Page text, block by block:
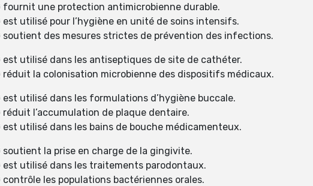
fournit une protection antimicrobienne durable.
utilisé pour l’hygiène en unité de soins intensifs.
soutient des mesures strictes de prévention des infections.
utilisé dans les antiseptiques de site de cathéter.
la colonisation microbienne des dispositifs médicaux.
utilisé dans les formulations d’hygiène buccale.
l’accumulation de plaque dentaire.
utilisé dans les bains de bouche médicamenteux.
la prise en charge de la gingivite.
est utilisé dans les traitements parodontaux.
les populations bactériennes orales.